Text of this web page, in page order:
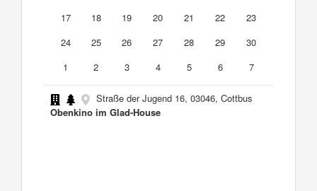
17
18 19 20 21 22
23
24
25 26 27 28 29
30
1
2 3 4 5 6 7
Straße der Jugend 16, 03046, Cottbus
Obenkino im Glad-House